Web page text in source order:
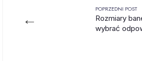
←
POPRZEDNI POST
Rozmiary
wybrać